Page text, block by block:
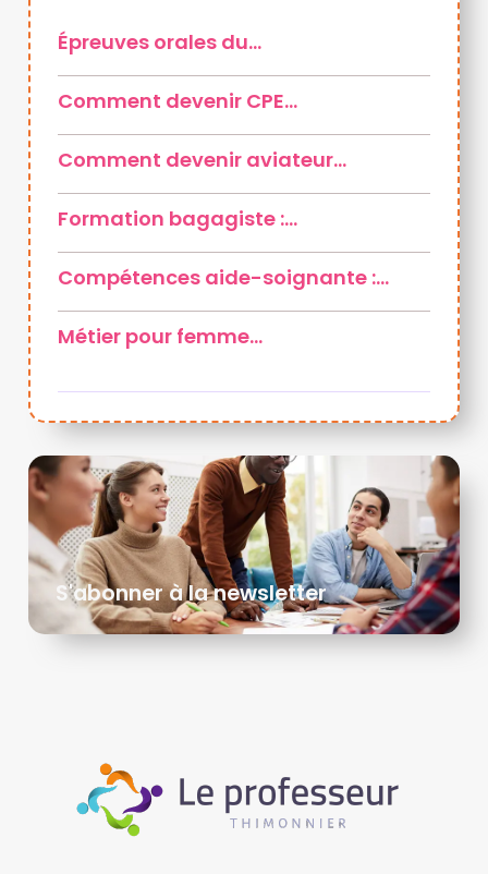
Épreuves orales du…
Comment devenir CPE…
Comment devenir aviateur…
Formation bagagiste :…
Compétences aide-soignante :…
Métier pour femme…
S'abonner à la newsletter